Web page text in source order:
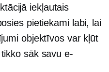
iekļautais
pietiekami labi, lai
objektīvos var kļūt
sāk savu e-